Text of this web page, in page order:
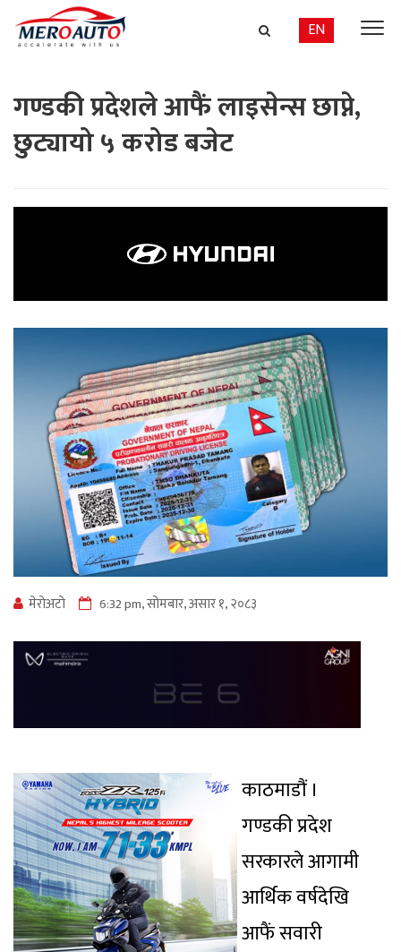
EN
गण्डकी प्रदेशले आफैं लाइसेन्स छाप्ने,
छुट्यायो ५ करोड बजेट
मेराेअटाे 6:32 pm, सोमबार, असार १, २०८३
काठमाडौं ।
गण्डकी प्रदेश
सरकारले आगामी
आर्थिक वर्षदेखि
आफैं सवारी